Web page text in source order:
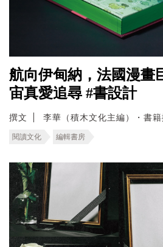
航向伊甸納，法國漫畫
宙真愛追尋 #書設計
撰文 李華（積木文化主編）・書
閱讀文化 編輯書房